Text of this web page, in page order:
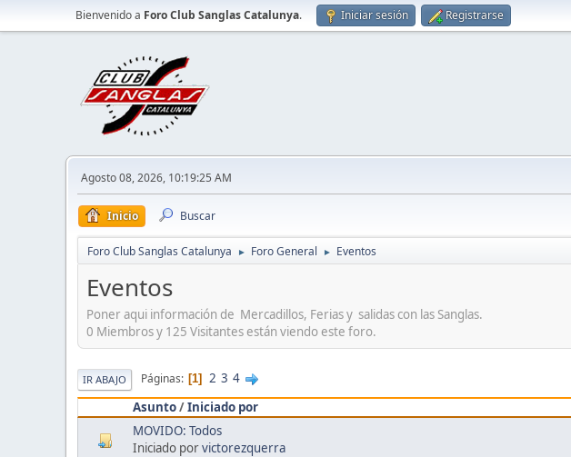
Bienvenido a Foro Club Sanglas Catalunya. Iniciar sesión Registrarse
Agosto 08, 2026, 10:19:25 AM
Inicio Buscar
Foro Club Sanglas Catalunya ► Foro General ► Eventos
Eventos
Poner aqui información de Mercadillos, Ferias y salidas con las Sanglas.
0 Miembros y 125 Visitantes están viendo este foro.
IR ABAJO Páginas 1 2 3 4
Asunto/Iniciado por
MOVIDO: Todos
Iniciado porvictorezquerra